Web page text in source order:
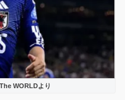
WORLDより